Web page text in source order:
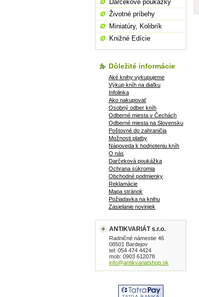
Darčekové poukážky
Životné príbehy
Miniatúry, Kolibrík
Knižné Edície
Dôležité informácie
Aké knihy vykupujeme
Výkup kníh na diaľku
Infolinka
Ako nakupovať
Osobný odber kníh
Odberné miesta v Čechách
Odberné miesta na Slovensku
Poštovné do zahraničia
Možnosti platby
Nápoveda k hodnoteniu kníh
O nás
Darčeková poukážka
Ochrana súkromia
Obchodné podmienky
Reklamácie
Mapa stránok
Požiadavka na knihu
Zasielanie noviniek
ANTIKVARIÁT s.r.o.
Radničné námestie 46
08501 Bardejov
tel: 054 474 4424
mob: 0903 612078
info@antikvariatshop.sk